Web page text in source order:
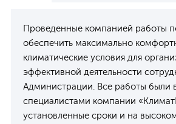
Проведенные компанией работы
обеспечить максимально
климатические условия для
эффективной деятельности
Администрации. Все работы были
специалистами компании
установленные сроки и на